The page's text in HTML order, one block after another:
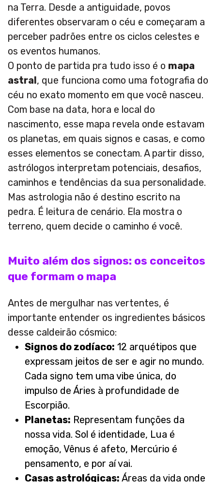
na Terra. Desde a antiguidade, povos
diferentes observaram o céu e começaram a
perceber padrões entre os ciclos celestes e
os eventos humanos.
O ponto de partida pra tudo isso é o mapa
astral, que funciona como uma fotografia do
céu no exato momento em que você nasceu.
Com base na data, hora e local do
nascimento, esse mapa revela onde estavam
os planetas, em quais signos e casas, e como
esses elementos se conectam. A partir disso,
astrólogos interpretam potenciais, desafios,
caminhos e tendências da sua personalidade.
Mas astrologia não é destino escrito na
pedra. É leitura de cenário. Ela mostra o
terreno, quem decide o caminho é você.
Muito além dos signos: os conceitos
que formam o mapa
Antes de mergulhar nas vertentes, é
importante entender os ingredientes básicos
desse caldeirão cósmico:
Signos do zodíaco: 12 arquétipos que
expressam jeitos de ser e agir no mundo.
Cada signo tem uma vibe única, do
impulso de Áries à profundidade de
Escorpião.
Planetas: Representam funções da
nossa vida. Sol é identidade, Lua é
emoção, Vênus é afeto, Mercúrio é
pensamento, e por aí vai.
Casas astrológicas: Áreas da vida onde